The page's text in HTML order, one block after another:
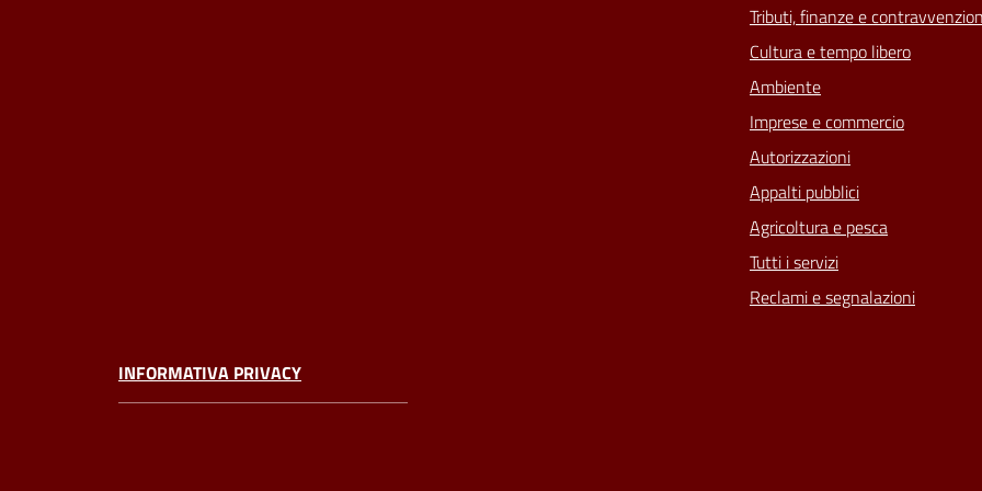
Tributi, finanze e
Cultura e tempo libero
Ambiente
Imprese e commercio
Autorizzazioni
Appalti pubblici
Agricoltura e pesca
Tutti i servizi
Reclami e segnalazioni
INFORMATIVA PRIVACY